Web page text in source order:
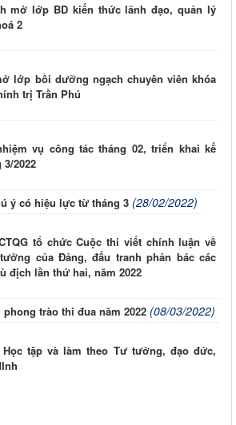
mở lớp BD kiến thức lãnh đạo, quản lý
2
lớp bồi dưỡng ngạch chuyên viên khóa
trị Trần Phú
vụ công tác tháng 02, triển khai kế
2022
ý có hiệu lực từ tháng 3 (28/02/2022)
tổ chức Cuộc thi viết chính luận về
của Đảng, đấu tranh phản bác các
địch lần thứ hai, năm 2022
trào thi đua năm 2022 (08/03/2022)
tập và làm theo Tư tưởng, đạo đức,